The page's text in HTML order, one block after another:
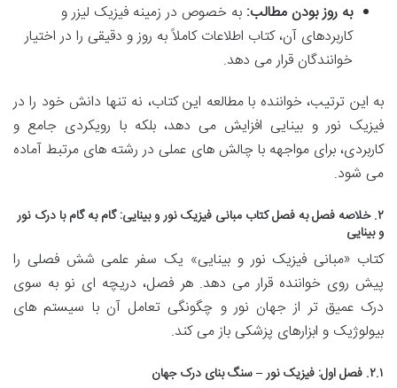
به روز بودن مطالب: به خصوص در زمینه فیزیک لیزر و
کاربردهای آن، کتاب اطلاعات کاملاً به روز و دقیقی را در اختیار
خوانندگان قرار می دهد.
به این ترتیب، خواننده با مطالعه این کتاب، نه تنها دانش خود را در
فیزیک نور و بینایی افزایش می دهد، بلکه با رویکردی جامع و
کاربردی، برای مواجهه با چالش های عملی در رشته های مرتبط آماده
می شود.
۲. خلاصه فصل به فصل کتاب مبانی فیزیک نور و بینایی: گام به گام با درک نور
و بینایی
کتاب «مبانی فیزیک نور و بینایی» یک سفر علمی شش فصلی را
پیش روی خواننده قرار می دهد. هر فصل، دریچه ای نو به سوی
درک عمیق تر از جهان نور و چگونگی تعامل آن با سیستم های
بیولوژیک و ابزارهای پزشکی باز می کند.
۲.۱. فصل اول: فیزیک نور – سنگ بنای درک جهان